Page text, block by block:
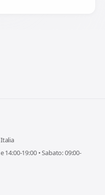
14:00-19:00 • Sabato: 09:00-